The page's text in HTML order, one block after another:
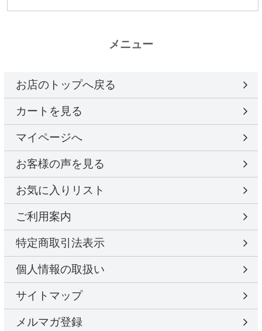
メニュー
お店のトップへ戻る
カートを見る
マイページへ
お客様の声を見る
お気に入りリスト
ご利用案内
特定商取引法表示
個人情報の取扱い
サイトマップ
メルマガ登録